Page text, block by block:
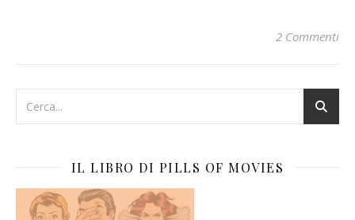
2 Commenti
IL LIBRO DI PILLS OF MOVIES